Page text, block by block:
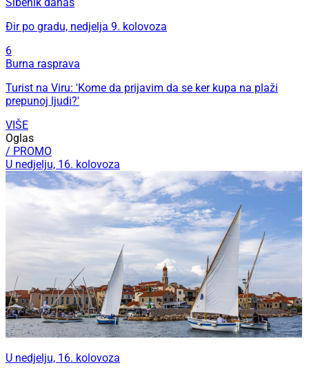
Šibenik danas
Đir po gradu, nedjelja 9. kolovoza
6
Burna rasprava
Turist na Viru: 'Kome da prijavim da se ker kupa na plaži
prepunoj ljudi?'
VIŠE
Oglas
/ PROMO
U nedjelju, 16. kolovoza
U nedjelju, 16. kolovoza